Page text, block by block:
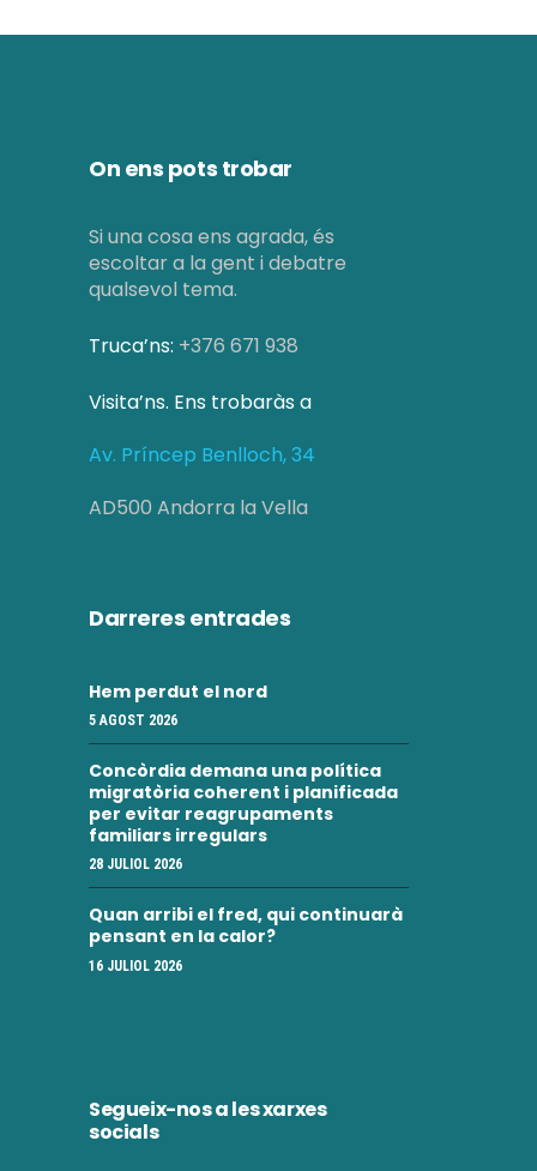
On ens pots trobar
Si una cosa ens agrada, és
escoltar a la gent i debatre
qualsevol tema.
Truca’ns: +376 671 938
Visita’ns. Ens trobaràs a
Av. Príncep Benlloch, 34
AD500 Andorra la Vella
Darreres entrades
Hem perdut el nord
5 AGOST 2026
Concòrdia demana una política
migratòria coherent i planificada
per evitar reagrupaments
familiars irregulars
28 JULIOL 2026
Quan arribi el fred, qui continuarà
pensant en la calor?
16 JULIOL 2026
Segueix-nos a les xarxes
socials